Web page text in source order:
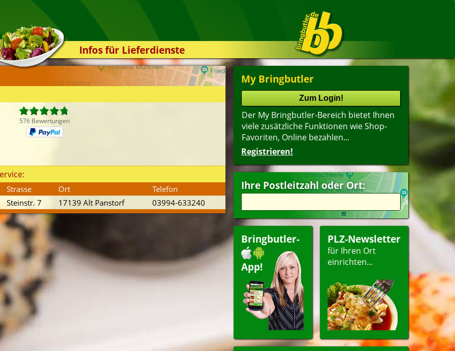
Infos für Lieferdienste
Kassensystem
Zuverlässigkeit
Kontakt
My Bringbutler
Der My Bringbutler-Bereich bietet Ihnen
viele zusätzliche Funktionen wie Shop-
Favoriten, Online bezahlen...
Registrieren!
Ihre Postleitzahl oder Ort:
Bringbutler-
App!
PLZ-Newsletter
für Ihren Ort
einrichten...
576 Bewertungen
Strasse Ort
Telefon
Steinstr. 7 17139 Alt Panstorf 03994-633240